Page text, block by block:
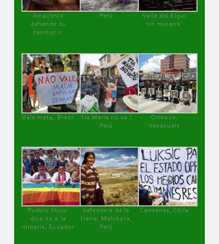
Amazonía
defiende su
territorio
Perú
Valle del Elqui
sin minería.
Vale mata, Brasil
Tía María no va !
Perú
Orinoco,
Venezuela
Pueblo Shuar
dice no a la
minería, Ecuador
defensora de la
tierra, Melchora,
Perú
Caimanes, Chile